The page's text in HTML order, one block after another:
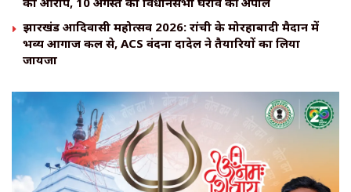
झारखंड आदिवासी महोत्सव 2026: रांची के मोरहाबादी मैदान में
भव्य आगाज कल से, ACS वंदना दादेल ने तैयारियों का लिया
जायजा